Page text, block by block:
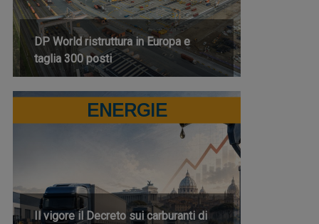
DP World ristruttura in Europa e
taglia 300 posti
ENERGIE
Il vigore il Decreto sui carburanti di